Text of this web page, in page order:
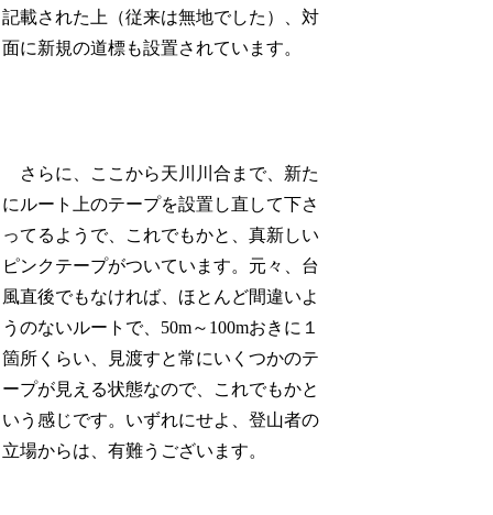
記載された上（従来は無地でした）、対
面に新規の道標も設置されています。
さらに、ここから天川川合まで、新た
にルート上のテープを設置し直して下さ
ってるようで、これでもかと、真新しい
ピンクテープがついています。元々、台
風直後でもなければ、ほとんど間違いよ
うのないルートで、50m～100mおきに１
箇所くらい、見渡すと常にいくつかのテ
ープが見える状態なので、これでもかと
いう感じです。いずれにせよ、登山者の
立場からは、有難うございます。